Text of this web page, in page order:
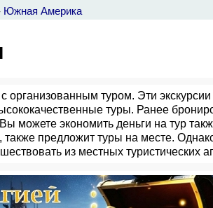
Южная Америка
организованным туром. Эти
туры. Ранее
можете экономить деньги на тур
также предложит туры на месте.
из местных туристических